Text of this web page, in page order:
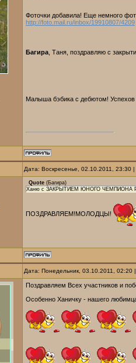
Фоточки добавила! Еще немного
http://foto.mail.ru/inbox/19910807/4209
Багира , Таня, поздравляю с
Малыша бэбика с дебютом!
Дата: Воскресенье, 02.10.2011,
Quote (Багира)
Ханю с ЗАКРЫТИЕМ ЮНОГО ЧЕМПИОНА
ПОЗДРАВЛЯЕМ!МОЛОДЦЫ!
Дата: Понедельник, 03.10.2011,
Поздравляем Всех участников и
Особенно Ханичку - нашего